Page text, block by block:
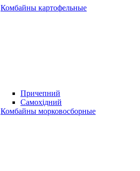
Комбайны картофельные
Причепний
Самохідний
Комбайны морковосборные